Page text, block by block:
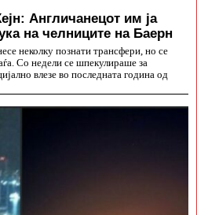
Англичанецот им ја
на челниците на Баерн
неколку познати трансфери, но се
Со недели се шпекулираше за
влезе во последната година од